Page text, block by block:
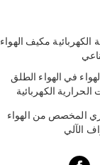
الكهربائية مكيف الهواء
في الهواء الطلق
الكهربائية
المخصص من الهواء
الآلي